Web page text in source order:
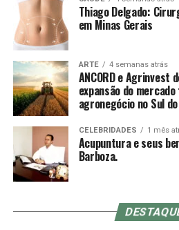
Sobre a ANCORD
Com mais de 50 anos de
Nacional das Corretoras e
Valores Mobiliários, Câmbio e
Indústria de Intermediação. É
qualidade de suas iniciativas
sua experiência, modernos
do mercado financeiro e de
Certificadora e Credenciadora.
agulhas. Trata-se de um
descartável dentro do qual corre
pressão da ponta do mandril
a dor da entrada, mas
muitas vezes optam por inserir
movimento rápido à mão livre
indicada, o que não é possível
diferença entre o comprimento
o quanto se conseguirá inserir
movimento).
Thiago Delgado:
em Minas Gerais
ARTE 4 semanas atrás
ANCORD e Agrinvest
expansão do
agronegócio no Sul
CELEBRIDADES 1 mês
Acupuntura e seus
Barboza.